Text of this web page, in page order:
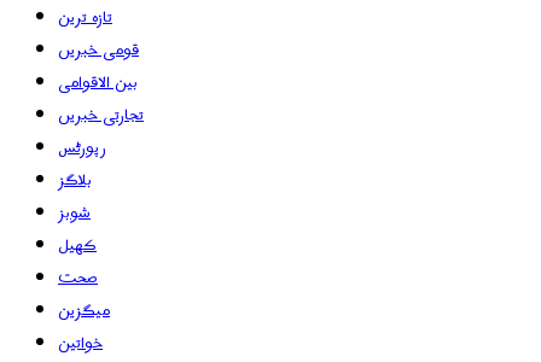
تازہ ترین
قومی خبریں
بین الاقوامی
تجارتی خبریں
رپورٹس
بلاگز
شوبز
کھیل
صحت
میگزین
خواتین